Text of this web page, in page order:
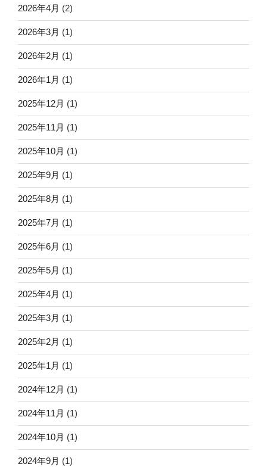
2026年4月 (2)
2026年3月 (1)
2026年2月 (1)
2026年1月 (1)
2025年12月 (1)
2025年11月 (1)
2025年10月 (1)
2025年9月 (1)
2025年8月 (1)
2025年7月 (1)
2025年6月 (1)
2025年5月 (1)
2025年4月 (1)
2025年3月 (1)
2025年2月 (1)
2025年1月 (1)
2024年12月 (1)
2024年11月 (1)
2024年10月 (1)
2024年9月 (1)